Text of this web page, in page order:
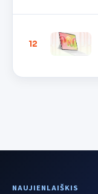
12
NAUJIENLAIŠKIS